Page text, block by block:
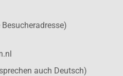
auch Deutsch)